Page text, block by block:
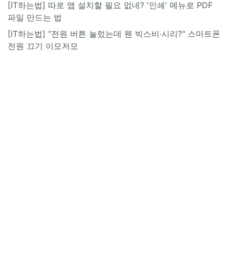
[IT하는법] 따로 앱 설치할 필요 없네? '인쇄' 메뉴로 PDF
파일 만드는 법
[IT하는법] "전원 버튼 눌렀는데 웬 빅스비·시리?" 스마트폰
전원 끄기 이모저모